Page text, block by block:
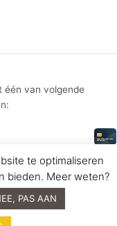
één van volgende
Ondernemingsnummer
te optimaliseren
bieden. Meer weten?
PAS AAN